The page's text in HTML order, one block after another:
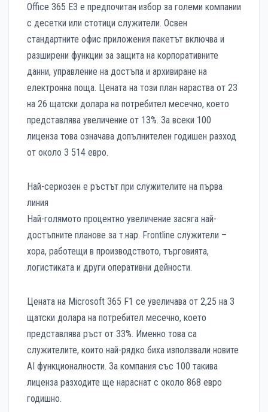
Office 365 E3 е предпочитан избор за големи компании
с десетки или стотици служители. Освен
стандартните офис приложения пакетът включва и
разширени функции за защита на корпоративните
данни, управление на достъпа и архивиране на
електронна поща. Цената на този план нараства от 23
на 26 щатски долара на потребител месечно, което
представлява увеличение от 13%. За всеки 100
лиценза това означава допълнителен годишен разход
от около 3 514 евро.
Най-сериозен е ръстът при служителите на първа
линия
Най-голямото процентно увеличение засяга най-
достъпните планове за т.нар. Frontline служители –
хора, работещи в производството, търговията,
логистиката и други оперативни дейности.
Цената на Microsoft 365 F1 се увеличава от 2,25 на 3
щатски долара на потребител месечно, което
представлява ръст от 33%. Именно това са
служителите, които най-рядко биха използвали новите
AI функционалности. За компания със 100 такива
лиценза разходите ще нараснат с около 868 евро
годишно.